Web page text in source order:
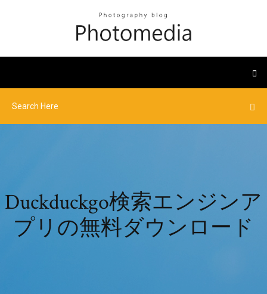
Duckduckgo検索エンジンア
プリの無料ダウンロード